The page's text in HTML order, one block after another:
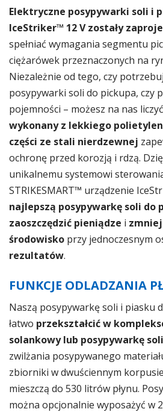
Elektryczne posypywarki soli i
IceStriker™ 12 V zostały
spełniać wymagania segmentu
ciężarówek przeznaczonych na
Niezależnie od tego, czy
posypywarki soli do pickupa, czy
pojemności – możesz na nas
wykonany z lekkiego
części ze stali nierdzewnej
ochronę przed korozją i rdzą.
unikalnemu systemowi
STRIKESMART™ urządzenie
najlepszą posypywarkę soli do
zaoszczędzić pieniądze i
środowisko przy jednoczesnym
rezultatów.
FUNKCJE ODLADZANIA
Naszą posypywarkę soli i piasku
łatwo przekształcić w
solankowy lub posypywarkę
zwilżania posypywanego
zbiorniki w dwuściennym
mieszczą do 530 litrów płynu.
można opcjonalnie wyposażyć w